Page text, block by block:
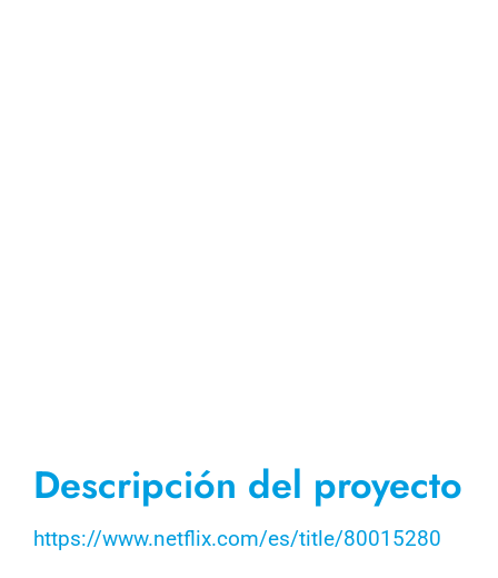
Descripción del proyecto
https://www.netflix.com/es/title/80015280